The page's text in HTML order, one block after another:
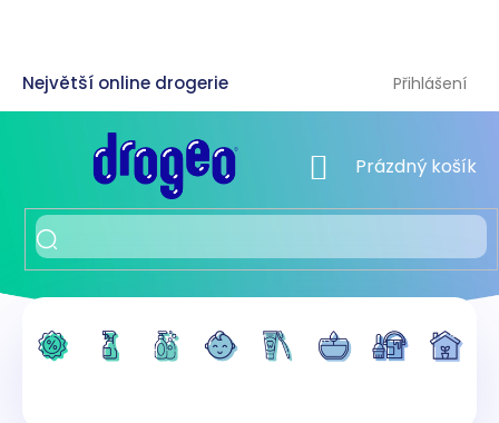
Přihlášení
NÁKUPNÍ KOŠÍK
Prázdný košík